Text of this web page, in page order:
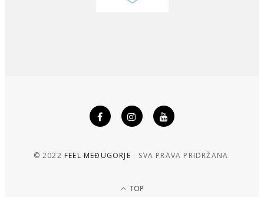
© 2022 FEEL MEĐUGORJE - SVA PRAVA PRIDRŽANA.
TOP